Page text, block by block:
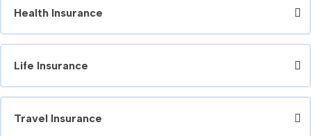
Health Insurance
Life Insurance
Travel Insurance